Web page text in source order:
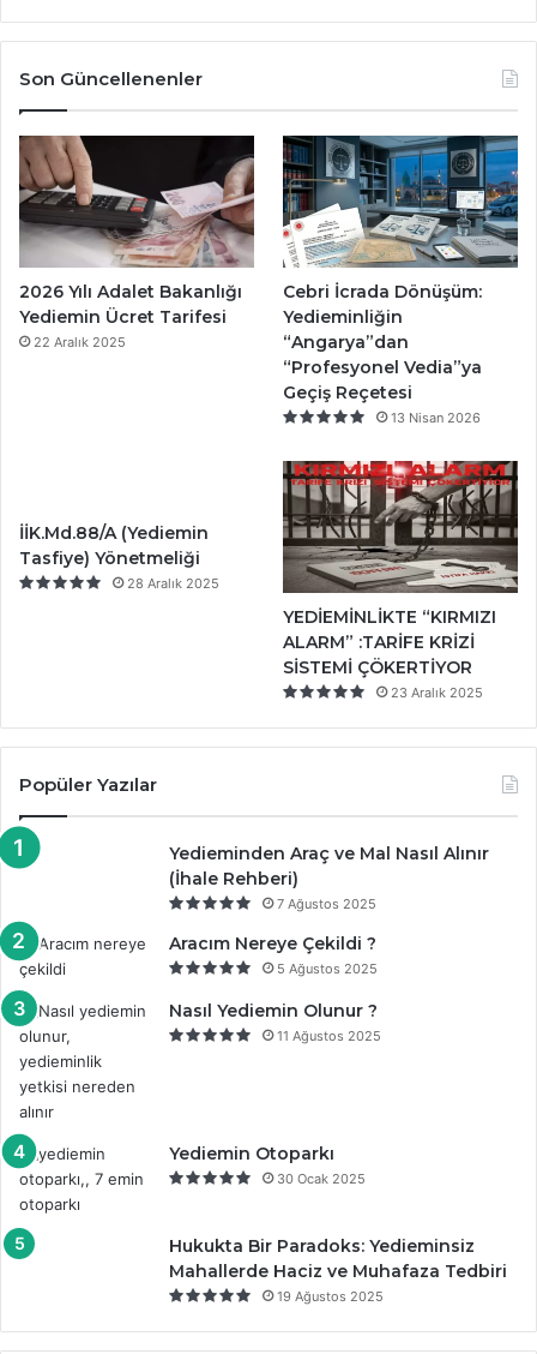
Son Güncellenenler
2026 Yılı Adalet Bakanlığı
Yediemin Ücret Tarifesi
22 Aralık 2025
Cebri İcrada Dönüşüm:
Yedieminliğin
“Angarya”dan
“Profesyonel Vedia”ya
Geçiş Reçetesi
13 Nisan 2026
İİK.Md.88/A (Yediemin
Tasfiye) Yönetmeliği
28 Aralık 2025
YEDİEMİNLİKTE “KIRMIZI
ALARM” :TARİFE KRİZİ
SİSTEMİ ÇÖKERTİYOR
23 Aralık 2025
Popüler Yazılar
Yedieminden Araç ve Mal Nasıl Alınır
(İhale Rehberi)
7 Ağustos 2025
Aracım Nereye Çekildi ?
5 Ağustos 2025
Nasıl Yediemin Olunur ?
11 Ağustos 2025
Yediemin Otoparkı
30 Ocak 2025
Hukukta Bir Paradoks: Yedieminsiz
Mahallerde Haciz ve Muhafaza Tedbiri
19 Ağustos 2025